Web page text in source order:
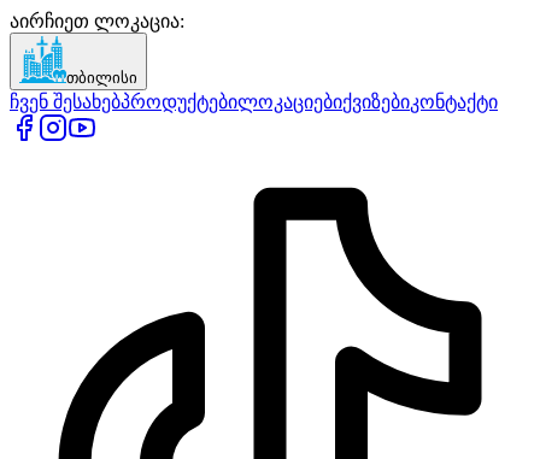
აირჩიეთ ლოკაცია:
თბილისი
ჩვენ შესახებპროდუქტებილოკაციებიქვიზებიკონტაქტი